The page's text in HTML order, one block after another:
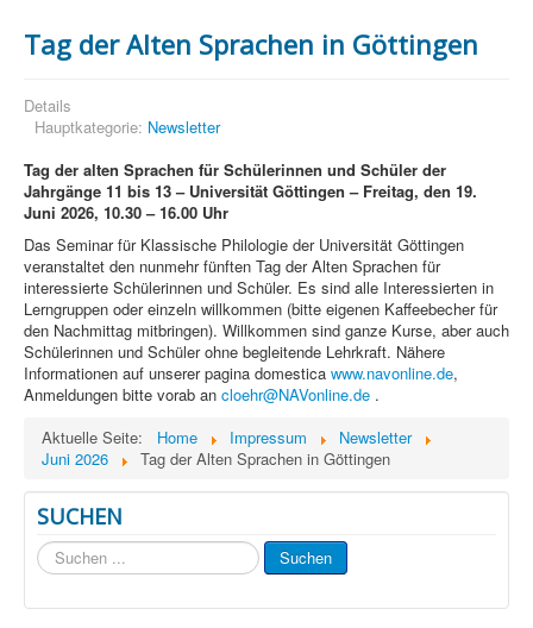
Tag der Alten Sprachen in Göttingen
Details
Hauptkategorie: Newsletter
Tag der alten Sprachen für Schülerinnen und Schüler der
Jahrgänge 11 bis 13 – Universität Göttingen – Freitag, den 19.
Juni 2026, 10.30 – 16.00 Uhr
Das Seminar für Klassische Philologie der Universität Göttingen
veranstaltet den nunmehr fünften Tag der Alten Sprachen für
interessierte Schülerinnen und Schüler. Es sind alle Interessierten in
Lerngruppen oder einzeln willkommen (bitte eigenen Kaffeebecher für
den Nachmittag mitbringen). Willkommen sind ganze Kurse, aber auch
Schülerinnen und Schüler ohne begleitende Lehrkraft. Nähere
Informationen auf unserer pagina domestica www.navonline.de,
Anmeldungen bitte vorab an cloehr@NAVonline.de .
Aktuelle Seite:
Home Impressum
Newsletter
Juni 2026
Tag der Alten Sprachen in Göttingen
SUCHEN
Suchen
...
Suchen